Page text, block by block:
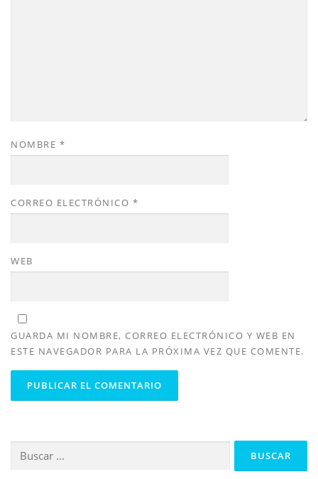
NOMBRE *
CORREO ELECTRÓNICO *
WEB
GUARDA MI NOMBRE, CORREO ELECTRÓNICO Y WEB EN
ESTE NAVEGADOR PARA LA PRÓXIMA VEZ QUE COMENTE.
Buscar: